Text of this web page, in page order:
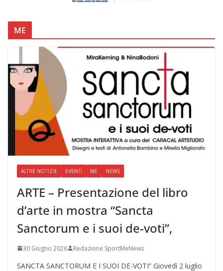
ME
ALTRE NOTIZIE EVENTI ME NEWS
ARTE – Presentazione del libro
d’arte in mostra “Sancta
Sanctorum e i suoi de-voti”,
30 Giugno 2026 Redazione SportMeNews
SANCTA SANCTORUM E I SUOI DE-VOTI” Giovedì 2 luglio